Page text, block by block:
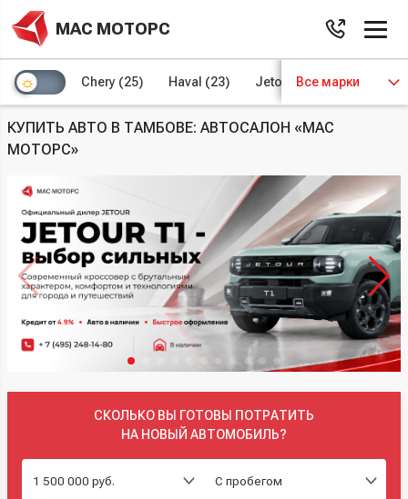
МАС МОТОРС
Chery (25) Haval (23) Jetour (8) Kaiyi (4)
Все марки
КУПИТЬ АВТО В ТАМБОВЕ: АВТОСАЛОН «МАС
МОТОРС»
СКОЛЬКО ВЫ ГОТОВЫ ПОТРАТИТЬ
НА НОВЫЙ АВТОМОБИЛЬ?